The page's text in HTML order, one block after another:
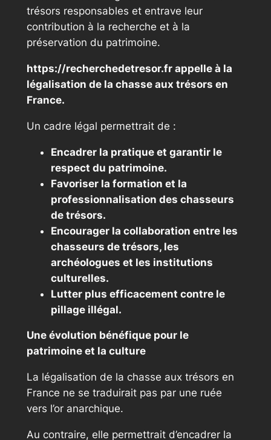
trésors responsables et entrave leur
contribution à la recherche et à la
préservation du patrimoine.
https://recherchedetresor.fr appelle à la
légalisation de la chasse aux trésors en
France.
Un cadre légal permettrait de :
Encadrer la pratique et garantir le
respect du patrimoine.
Favoriser la formation et la
professionnalisation des chasseurs
de trésors.
Encourager la collaboration entre les
chasseurs de trésors, les
archéologues et les institutions
culturelles.
Lutter plus efficacement contre le
pillage illégal.
Une évolution bénéfique pour le
patrimoine et la culture
La légalisation de la chasse aux trésors en
France ne se traduirait pas par une ruée
vers l’or anarchique.
Au contraire, elle permettrait d’encadrer la